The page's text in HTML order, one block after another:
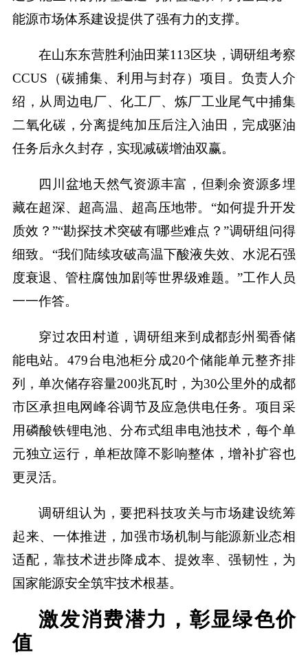
能源市场体系建设提供了强有力的支撑。
在山东东营胜利油田莱113区块，调研组考察
CCUS（碳捕集、利用与封存）项目。负责人介
绍，从周边电厂、化工厂、炼厂工业尾气中捕集
二氧化碳，分离提纯加压后注入油田，完成驱油
任务后永久封存，实现减碳增油双赢。
四川盆地天然气资源丰富，但剩余资源多埋
藏在超深、超高温、超高压地带。“如何提升开发
质效？”“勘探技术突破有哪些难点？”调研组问得
细致。“我们陆续攻破高温下酸液失效、水泥石强
度衰退、管柱腐蚀加剧等世界级难题。”工作人员
一一作答。
穿过农田村道，调研组来到成都彭州蜀香储
能电站。479台电池柜分成20个储能单元整齐排
列，单次储存容量200兆瓦时，为30公里外的成都
市区承担电网峰谷调节及应急供电任务。项目采
用磷酸铁锂电池、分布式组串电池技术，每个单
元独立运行，单柜故障不影响整体，增补扩容也
更灵活。
调研组认为，要把科技攻关与市场建设统筹
起来、一体推进，加强市场机制与能源新业态相
适配，靠技术进步降成本、提效率、强韧性，为
国家能源安全筑牢技术根基。
激发消费潜力，彰显绿色价
值